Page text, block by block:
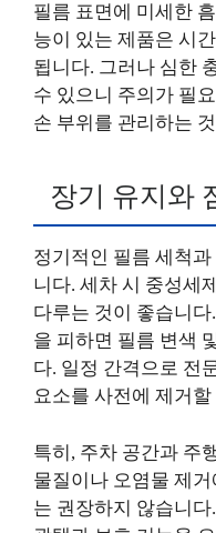
필름 표면에 미세한
능이 있는 제품은 시
됩니다. 그러나 심한
수 있으니 주의가 필
손 부위를 관리하는
장기 유지와
정기적인 필름 세척
니다. 세차 시 중성세
다루는 것이 좋습니
을 피하면 필름 변색
다. 일정 간격으로 전
요소를 사전에 제거
특히, 주차 공간과 주
물질이나 오염물 제
는 권장하지 않습니